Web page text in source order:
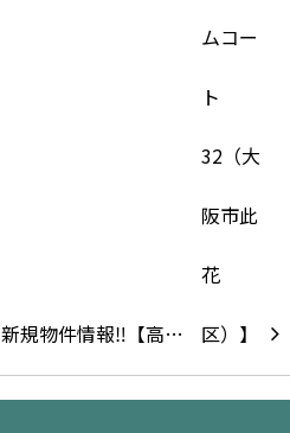
新規物件情報‼【高…